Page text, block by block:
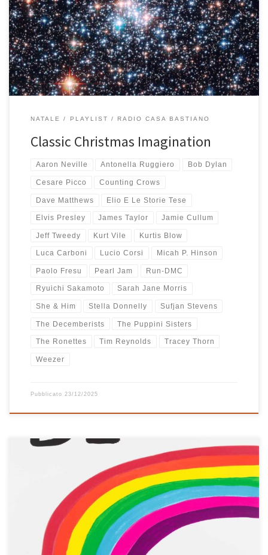
Natale, quella “classica” e quella “alternativa”. In realtà quest’anno
ero partito con l’idea in testa di fare solo un mix, canzoni classiche
di Natale e canzoni che fanno solo Natale, ma poi quando ho
iniziato ad ascoltare […]
NATALE PLAYLIST RADIO CASA BASTIANO
Classic Christmas Imagination
Aaron Neville Antonella Ruggiero Bob Dylan
Cesare Picco Counting Crows
Dave Matthews Elio E Le Storie Tese
Elvis Presley James Taylor Jamie Cullum
Jeff Tweedy Kurt Vile Kurtis Blow
Luca Carboni Lucio Corsi Micah P. Hinson
Paolo Fresu Pearl Jam Run-DMC
Ryuichi Sakamoto Sarah Jane Morris
She & Him Stella Donnelly Sufjan Stevens
The Decemberists The Puppini Sisters
The Ronettes Tim Reynolds Tracey Thorn
Weezer
Pubblicato 23/12/2025
Playlist dal gusto molto Hip-Hop e Rap, con un tocco di Jazz, un
po’ di Soul e R&B e un pizzico di Pop e Rock che non può mai
mancare. Che sound ragazzi, o meglio: che sound Bro! Spacca!
Yeah! Non me ne vengono tante così, sono tutti generi che […]